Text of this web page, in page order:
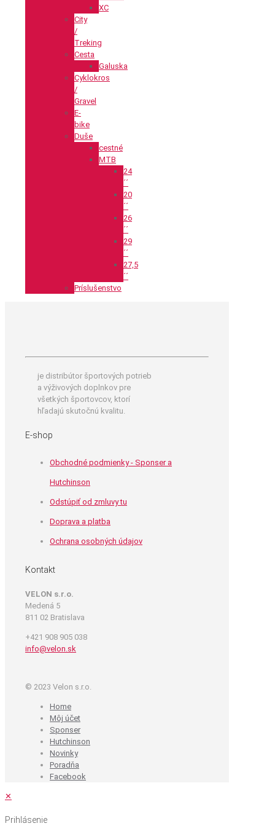
XC
City
/
Treking
Cesta
Galuska
Cyklokros
/
Gravel
E-
bike
Duše
cestné
MTB
24
´´
20
´´
26
´´
29
´´
27,5
´´
Príslušenstvo
je distribútor športových potrieb
a výživových doplnkov pre
všetkých športovcov, ktorí
hľadajú skutočnú kvalitu.
E-shop
Obchodné podmienky - Sponser a
Hutchinson
Odstúpiť od zmluvy tu
Doprava a platba
Ochrana osobných údajov
Kontakt
VELON s.r.o.
Medená 5
811 02 Bratislava
+421 908 905 038
info@velon.sk
© 2023 Velon s.r.o.
Home
Môj účet
Sponser
Hutchinson
Novinky
Poradňa
Facebook
✕
Prihlásenie